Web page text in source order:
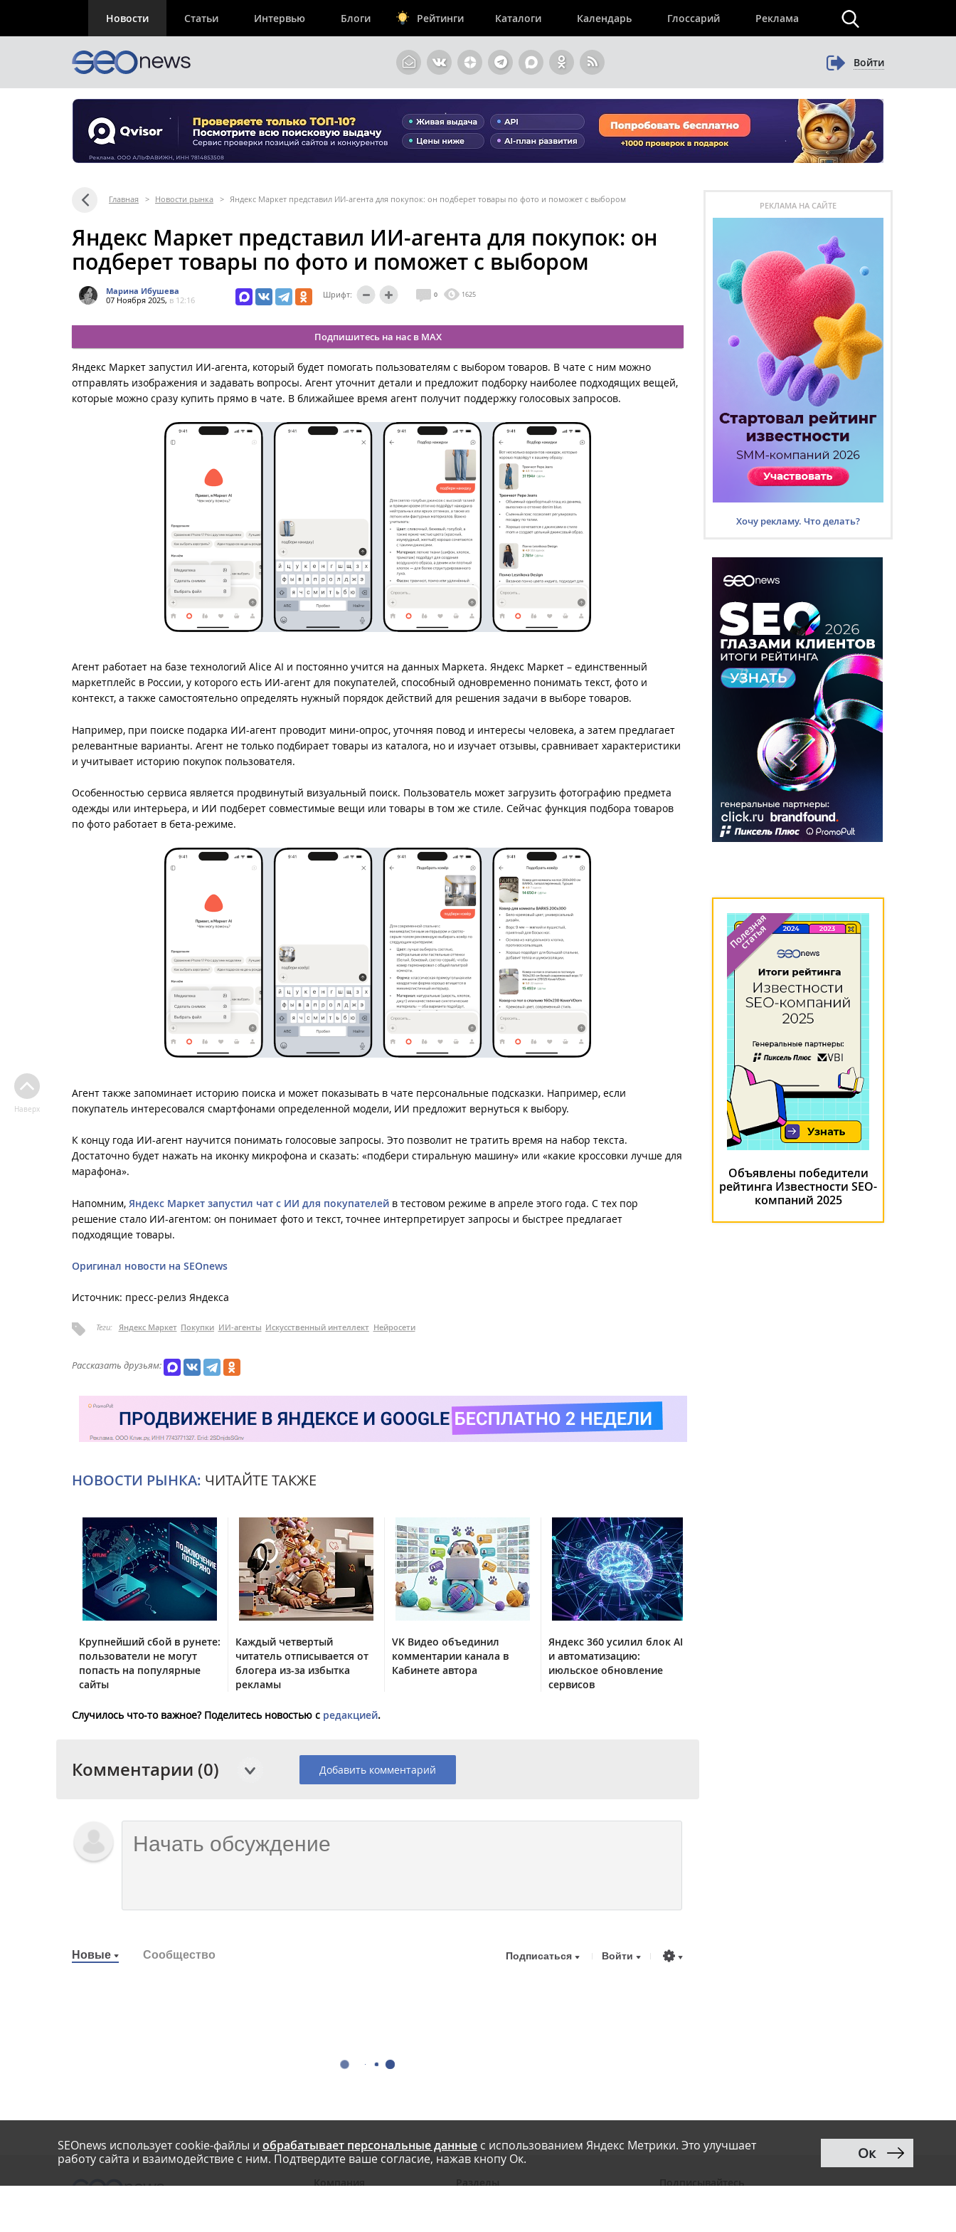
Новости Статьи Интервью Блоги Рейтинги Каталоги Календарь Глоссарий Реклама
Войти
Главная > Новости рынка > Яндекс Маркет представил ИИ-агента для покупок: он подберет товары по фото и поможет с выбором
Яндекс Маркет представил ИИ-агента для покупок: он
подберет товары по фото и поможет с выбором
Марина Ибушева
07 Ноября 2025, в 12:16
Шрифт: 0 1625
Подпишитесь на нас в MAX
Яндекс Маркет запустил ИИ-агента, который будет помогать пользователям с выбором товаров. В чате с ним можно
отправлять изображения и задавать вопросы. Агент уточнит детали и предложит подборку наиболее подходящих вещей,
которые можно сразу купить прямо в чате. В ближайшее время агент получит поддержку голосовых запросов.
Агент работает на базе технологий Alice AI и постоянно учится на данных Маркета. Яндекс Маркет – единственный
маркетплейс в России, у которого есть ИИ-агент для покупателей, способный одновременно понимать текст, фото и
контекст, а также самостоятельно определять нужный порядок действий для решения задачи в выборе товаров.
Например, при поиске подарка ИИ-агент проводит мини-опрос, уточняя повод и интересы человека, а затем предлагает
релевантные варианты. Агент не только подбирает товары из каталога, но и изучает отзывы, сравнивает характеристики
и учитывает историю покупок пользователя.
Особенностью сервиса является продвинутый визуальный поиск. Пользователь может загрузить фотографию предмета
одежды или интерьера, и ИИ подберет совместимые вещи или товары в том же стиле. Сейчас функция подбора товаров
по фото работает в бета-режиме.
Агент также запоминает историю поиска и может показывать в чате персональные подсказки. Например, если
покупатель интересовался смартфонами определенной модели, ИИ предложит вернуться к выбору.
К концу года ИИ-агент научится понимать голосовые запросы. Это позволит не тратить время на набор текста.
Достаточно будет нажать на иконку микрофона и сказать: «подбери стиральную машину» или «какие кроссовки лучше для
марафона».
Напомним, Яндекс Маркет запустил чат с ИИ для покупателей в тестовом режиме в апреле этого года. С тех пор
решение стало ИИ-агентом: он понимает фото и текст, точнее интерпретирует запросы и быстрее предлагает
подходящие товары.
Оригинал новости на SEOnews
Источник: пресс-релиз Яндекса
Теги: Яндекс Маркет Покупки ИИ-агенты Искусственный интеллект Нейросети
Рассказать друзьям:
НОВОСТИ РЫНКА: ЧИТАЙТЕ ТАКЖЕ
Крупнейший сбой в рунете:
пользователи не могут
попасть на популярные
сайты
Каждый четвертый
читатель отписывается от
блогера из-за избытка
рекламы
VK Видео объединил
комментарии канала в
Кабинете автора
Яндекс 360 усилил блок AI
и автоматизацию:
июльское обновление
сервисов
Случилось что-то важное? Поделитесь новостью с редакцией.
Комментарии (0) Добавить комментарий
Новые Сообщество Подписаться Войти
Наверх
РЕКЛАМА НА САЙТЕ
Хочу рекламу. Что делать?
Объявлены победители
рейтинга Известности SEO-
компаний 2025
SEOnews использует cookie-файлы и обрабатывает персональные данныес использованием Яндекс Метрики. Это улучшает
работу сайта и взаимодействие с ним. Подтвердите ваше согласие, нажав кнопу Ок.
Ок